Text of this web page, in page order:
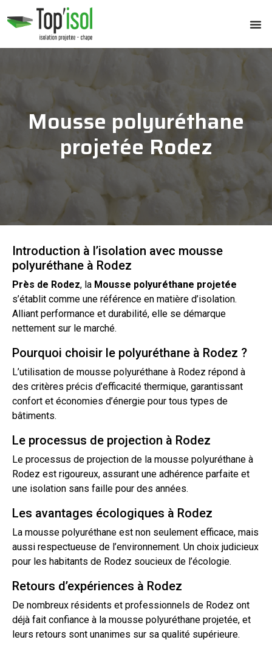
Mousse polyuréthane
projetée Rodez
Introduction à l’isolation avec mousse
polyuréthane à Rodez
Près de Rodez, la Mousse polyuréthane projetée
s’établit comme une référence en matière d’isolation.
Alliant performance et durabilité, elle se démarque
nettement sur le marché.
Pourquoi choisir le polyuréthane à Rodez ?
L’utilisation de mousse polyuréthane à Rodez répond à
des critères précis d’efficacité thermique, garantissant
confort et économies d’énergie pour tous types de
bâtiments.
Le processus de projection à Rodez
Le processus de projection de la mousse polyuréthane à
Rodez est rigoureux, assurant une adhérence parfaite et
une isolation sans faille pour des années.
Les avantages écologiques à Rodez
La mousse polyuréthane est non seulement efficace, mais
aussi respectueuse de l’environnement. Un choix judicieux
pour les habitants de Rodez soucieux de l’écologie.
Retours d’expériences à Rodez
De nombreux résidents et professionnels de Rodez ont
déjà fait confiance à la mousse polyuréthane projetée, et
leurs retours sont unanimes sur sa qualité supérieure.